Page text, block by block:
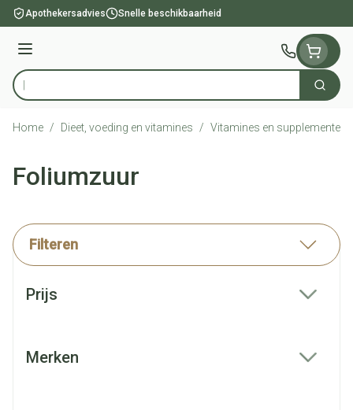
Ga naar de inhoud
Apothekersadvies Snelle beschikbaarheid
Menu
Product, merk, categorie... Zoek
Home / Dieet, voeding en vitamines / Vitamines en supplementen
Foliumzuur
Filteren
Prijs
Merken